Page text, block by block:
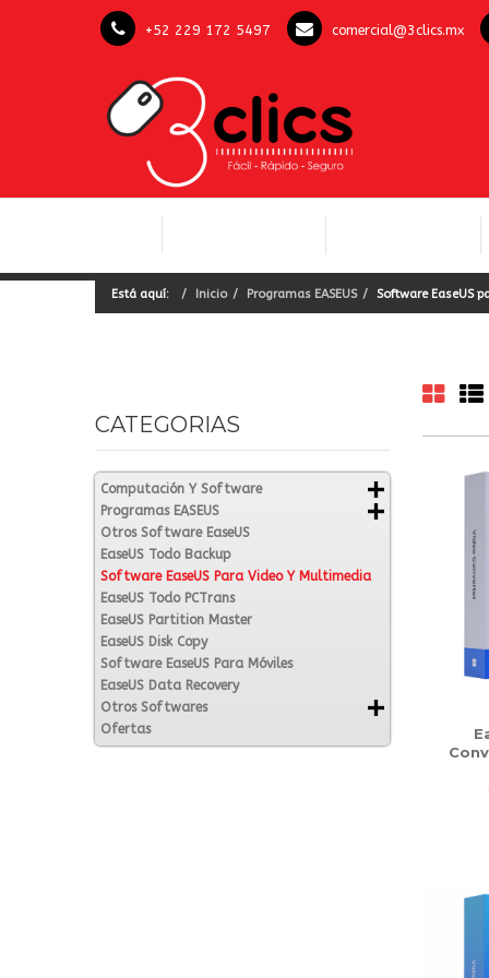
+52 229 172 5497 comercial@3clics.mx
Está aquí: Inicio Programas EASEUS Software EaseUS
CATEGORIAS
Computación Y Software
Programas EASEUS
Otros Software EaseUS
EaseUS Todo Backup
Software EaseUS Para Video Y Multimedia
EaseUS Todo PCTrans
EaseUS Partition Master
EaseUS Disk Copy
Software EaseUS Para Móviles
EaseUS Data Recovery
Otros Softwares
Ofertas